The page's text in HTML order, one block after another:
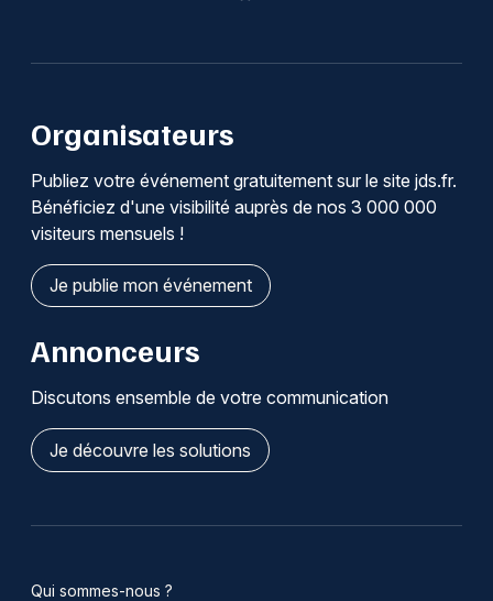
Organisateurs
Publiez votre événement gratuitement sur le site jds.fr.
Bénéficiez d'une visibilité auprès de nos 3 000 000
visiteurs mensuels !
Je publie mon événement
Annonceurs
Discutons ensemble de votre communication
Je découvre les solutions
Qui sommes-nous ?